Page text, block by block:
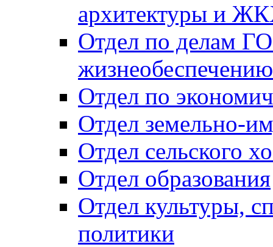
архитектуры и
Отдел по делам
Отдел по
Отдел земельно-
Отдел сельского
Отдел образования
Отдел культуры,
политики